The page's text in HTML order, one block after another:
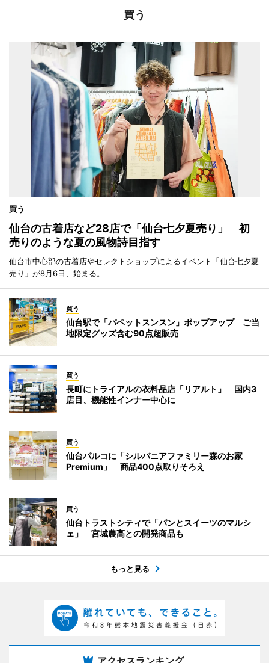
買う
買う
仙台の古着店など28店で「仙台七夕夏売り」 初
売りのような夏の風物詩目指す
仙台市中心部の古着店やセレクトショップによるイベント「仙台七夕夏
売り」が8月6日、始まる。
買う
仙台駅で「パペットスンスン」ポップアップ ご当
地限定グッズ含む90点超販売
買う
長町にトライアルの衣料品店「リアルト」 国内3
店目、機能性インナー中心に
買う
仙台パルコに「シルバニアファミリー森のお家
Premium」 商品400点取りそろえ
買う
仙台トラストシティで「パンとスイーツのマルシ
ェ」 宮城農高との開発商品も
もっと見る
アクセスランキング